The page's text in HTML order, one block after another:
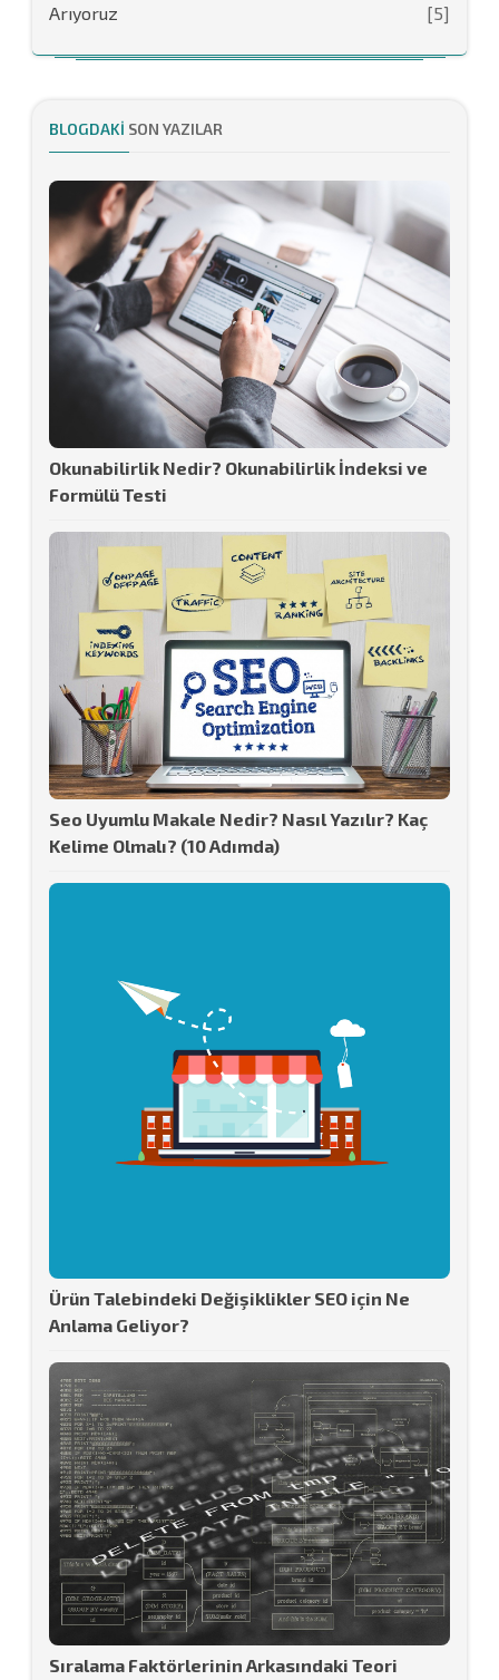
Arıyoruz [5]
BLOGDAKI SON YAZILAR
Okunabilirlik Nedir? Okunabilirlik İndeksi ve
Formülü Testi
Seo Uyumlu Makale Nedir? Nasıl Yazılır? Kaç
Kelime Olmalı? (10 Adımda)
Ürün Talebindeki Değişiklikler SEO için Ne
Anlama Geliyor?
Sıralama Faktörlerinin Arkasındaki Teori